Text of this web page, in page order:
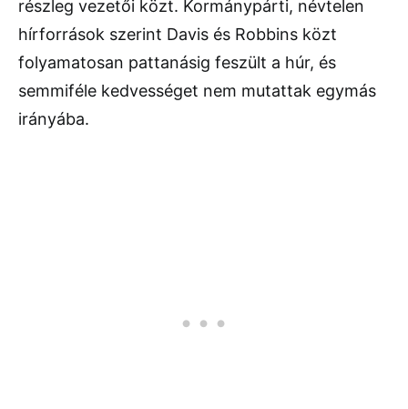
részleg vezetői közt. Kormánypárti, névtelen
hírforrások szerint Davis és Robbins közt
folyamatosan pattanásig feszült a húr, és
semmiféle kedvességet nem mutattak egymás
irányába.